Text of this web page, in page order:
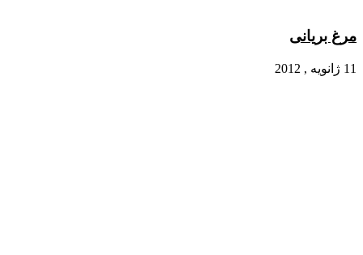
مرغ بریانی
11 ژانویه , 2012